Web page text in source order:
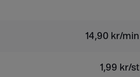
14,90 kr/min
1,99 kr/st